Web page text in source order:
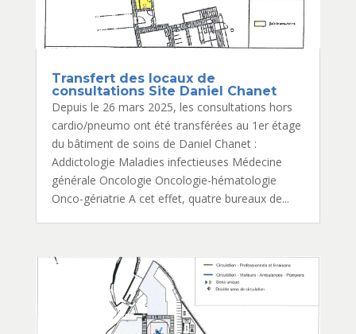
Transfert des locaux de
consultations Site Daniel Chanet
Depuis le 26 mars 2025, les consultations hors
cardio/pneumo ont été transférées au 1er étage
du bâtiment de soins de Daniel Chanet :
Addictologie Maladies infectieuses Médecine
générale Oncologie Oncologie-hématologie
Onco-gériatrie A cet effet, quatre bureaux de...